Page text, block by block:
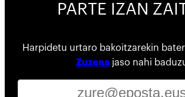
PARTE IZAN
Harpidetu urtaro bakoitzarekin
Zuzena jaso nahi